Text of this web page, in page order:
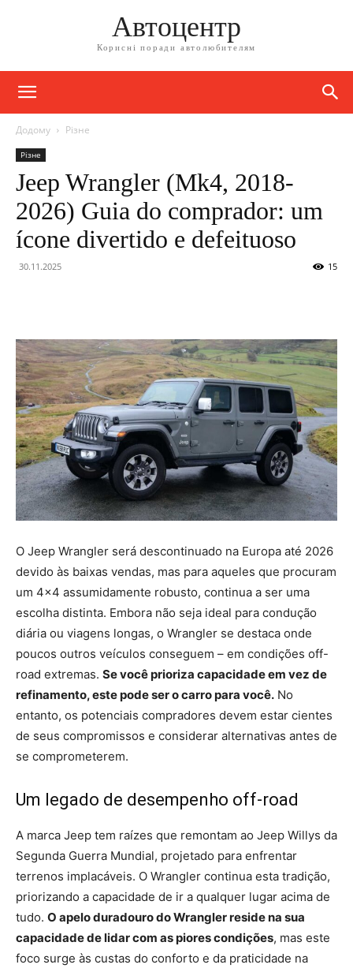
Автоцентр
Корисні поради автолюбителям
Додому Різне
Різне
Jeep Wrangler (Mk4, 2018-
2026) Guia do comprador: um
ícone divertido e defeituoso
30.11.2025 15
O Jeep Wrangler será descontinuado na Europa até 2026
devido às baixas vendas, mas para aqueles que procuram
um 4×4 assumidamente robusto, continua a ser uma
escolha distinta. Embora não seja ideal para condução
diária ou viagens longas, o Wrangler se destaca onde
poucos outros veículos conseguem – em condições off-
road extremas. Se você prioriza capacidade em vez de
refinamento, este pode ser o carro para você. No
entanto, os potenciais compradores devem estar cientes
de seus compromissos e considerar alternativas antes de
se comprometerem.
Um legado de desempenho off-road
A marca Jeep tem raízes que remontam ao Jeep Willys da
Segunda Guerra Mundial, projetado para enfrentar
terrenos implacáveis. O Wrangler continua esta tradição,
priorizando a capacidade de ir a qualquer lugar acima de
tudo. O apelo duradouro do Wrangler reside na sua
capacidade de lidar com as piores condições, mas este
foco surge às custas do conforto e da praticidade na